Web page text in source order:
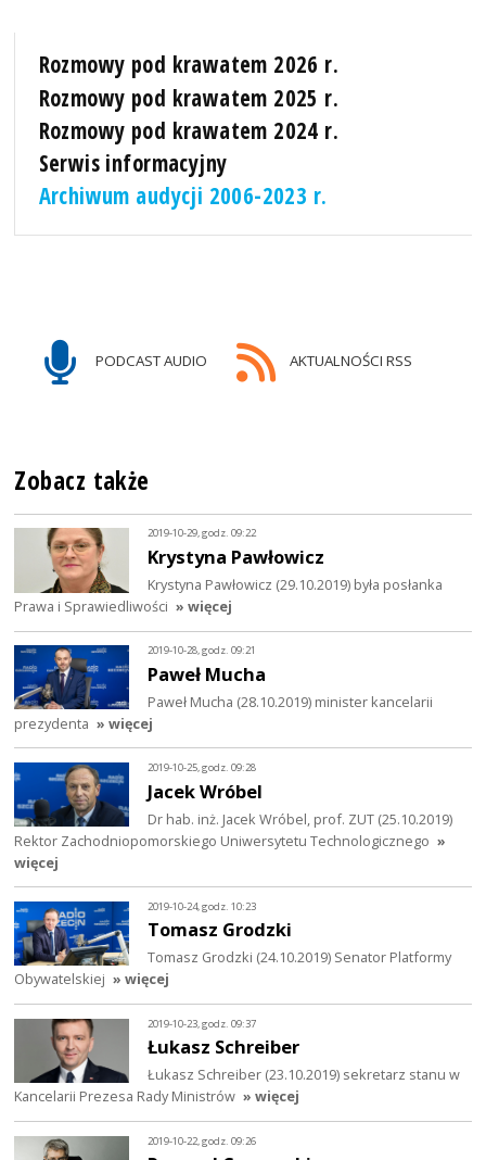
Rozmowy pod krawatem 2026 r.
Rozmowy pod krawatem 2025 r.
Rozmowy pod krawatem 2024 r.
Serwis informacyjny
Archiwum audycji 2006-2023 r.
PODCAST AUDIO AKTUALNOŚCI RSS
Zobacz także
2019-10-29, godz. 09:22
Krystyna Pawłowicz
Krystyna Pawłowicz (29.10.2019) była posłanka
Prawa i Sprawiedliwości » więcej
2019-10-28, godz. 09:21
Paweł Mucha
Paweł Mucha (28.10.2019) minister kancelarii
prezydenta » więcej
2019-10-25, godz. 09:28
Jacek Wróbel
Dr hab. inż. Jacek Wróbel, prof. ZUT (25.10.2019)
Rektor Zachodniopomorskiego Uniwersytetu Technologicznego »
więcej
2019-10-24, godz. 10:23
Tomasz Grodzki
Tomasz Grodzki (24.10.2019) Senator Platformy
Obywatelskiej » więcej
2019-10-23, godz. 09:37
Łukasz Schreiber
Łukasz Schreiber (23.10.2019) sekretarz stanu w
Kancelarii Prezesa Rady Ministrów » więcej
2019-10-22, godz. 09:26